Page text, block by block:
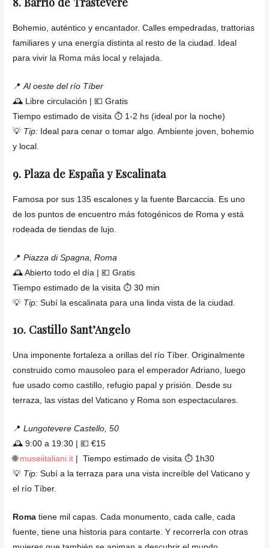
Bohemio, auténtico y encantador. Calles empedradas, trattorias
familiares y una energía distinta al resto de la ciudad. Ideal
para vivir la Roma más local y relajada.
📍Al oeste del río Tíber
🕰️ Libre circulación | 💶 Gratis
Tiempo estimado de visita ⏱️ 1-2 hs (ideal por la noche)
💡 Tip: Ideal para cenar o tomar algo. Ambiente joven, bohemio
y local.
9. Plaza de España y Escalinata
Famosa por sus 135 escalones y la fuente Barcaccia. Es uno
de los puntos de encuentro más fotogénicos de Roma y está
rodeada de tiendas de lujo.
📍Piazza di Spagna, Roma
🕰️ Abierto todo el día | 💶 Gratis
Tiempo estimado de la visita ⏱️ 30 min
💡 Tip: Subí la escalinata para una linda vista de la ciudad.
10. Castillo Sant’Angelo
Una imponente fortaleza a orillas del río Tíber. Originalmente
construido como mausoleo para el emperador Adriano, luego
fue usado como castillo, refugio papal y prisión. Desde su
terraza, las vistas del Vaticano y Roma son espectaculares.
📍Lungotevere Castello, 50
🕰️ 9:00 a 19:30 | 💶 €15
🌐 museiitaliani.it | Tiempo estimado de visita ⏱️ 1h30
💡 Tip: Subí a la terraza para una vista increíble del Vaticano y
el río Tíber.
Roma tiene mil capas. Cada monumento, cada calle, cada
fuente, tiene una historia para contarte. Y recorrerla con otras